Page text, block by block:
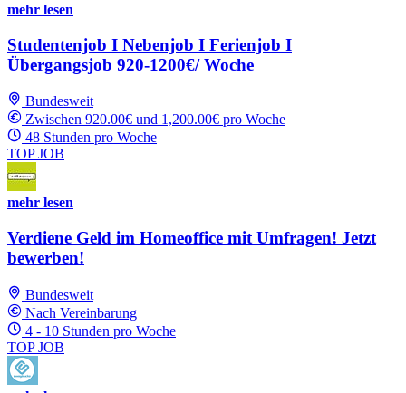
mehr lesen
Studentenjob I Nebenjob I Ferienjob I
Übergangsjob 920-1200€/ Woche
Bundesweit
Zwischen 920.00€ und 1,200.00€ pro Woche
48 Stunden pro Woche
TOP JOB
mehr lesen
Verdiene Geld im Homeoffice mit Umfragen! Jetzt
bewerben!
Bundesweit
Nach Vereinbarung
4 - 10 Stunden pro Woche
TOP JOB